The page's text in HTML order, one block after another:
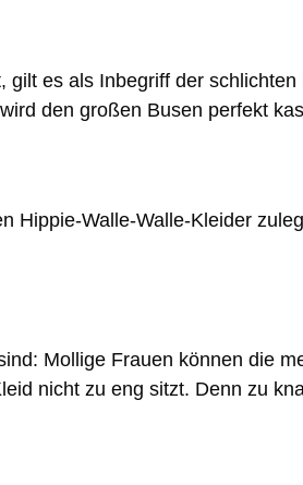
es als Inbegriff der
den großen Busen perfekt
Hippie-Walle-Walle-Kleider
Mollige Frauen können die
nicht zu eng sitzt. Denn zu